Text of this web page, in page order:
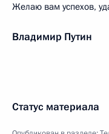
Желаю вам успехов,
Владимир Путин
Статус материала